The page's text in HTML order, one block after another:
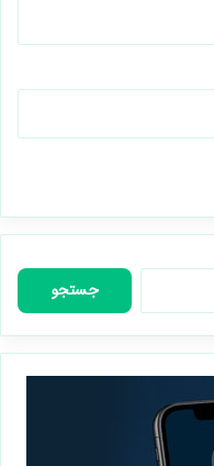
جستجو
برای: